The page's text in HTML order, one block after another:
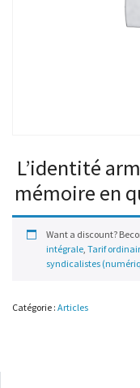
L’identité
mémoire en
Want a discount?
intégrale, Tarif
syndicalistes
Catégorie : Articles